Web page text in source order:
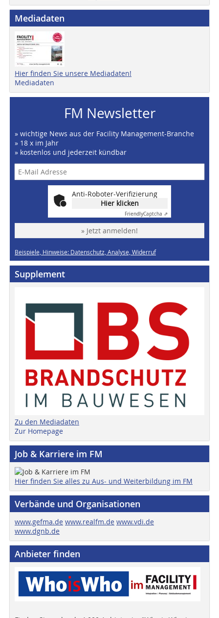
Mediadaten
Hier finden Sie unsere Mediadaten!
Mediadaten
FM Newsletter
» wichtige News aus der Facility Management-Branche
» 18 x im Jahr
» kostenlos und jederzeit kündbar
Anti-Roboter-Verifizierung
Hier klicken
FriendlyCaptcha ⇗
» Jetzt anmelden!
Beispiele, Hinweise: Datenschutz, Analyse, Widerruf
Supplement
Zu den Mediadaten
Zur Homepage
Job & Karriere im FM
Hier finden Sie alles zu Aus- und Weiterbildung im FM
Verbände und Organisationen
www.gefma.de www.realfm.de www.vdi.de
www.dgnb.de
Anbieter finden